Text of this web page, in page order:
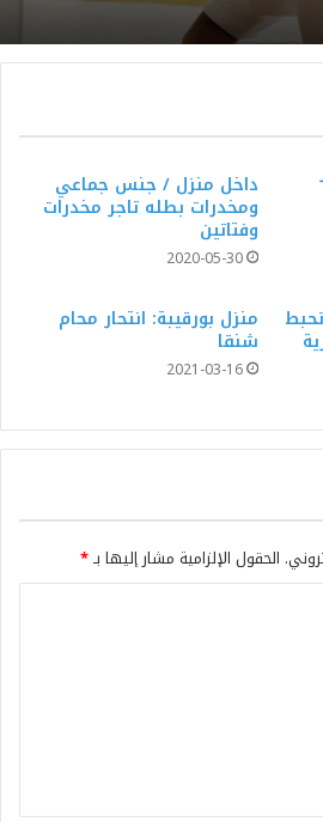
داخل منزل / جنس جماعي
ومخدرات بطله تاجر مخدرات
وفتاتين
2020-05-30
منزل بورقيبة: انتحار محام
شنقا
2021-03-16
الحقول الإلزامية مشار إليها بـ*